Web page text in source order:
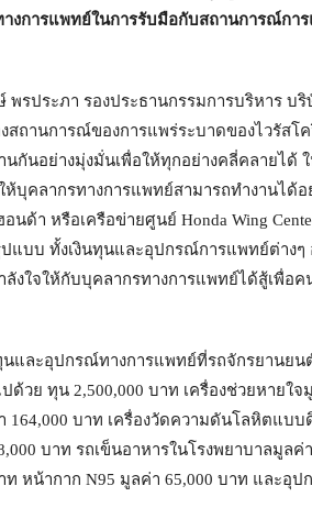
งการแพทย์ในการรับมือกับสถานการณ์การ
พรประภา รองประธานกรรมการบริหาร บ
สถานการณ์ของการแพร่ระบาดของไวรัสโ
นกันอย่างมุ่งมั่นเพื่อให้ทุกอย่างคลี่คลายไ
บุคลากรทางการแพทย์สามารถทำงานได้อ
นด้า หรือเครือข่ายศูนย์ Honda Wing
แบบ ทั้งเงินทุนและอุปกรณ์การแพทย์ต่างๆ
ลังใจให้กับบุคลากรทางการแพทย์ได้สู้เพื่อ
นและอุปกรณ์ทางการแพทย์ที่รถจักรยานย
ด้วย ทุน 2,500,000 บาท เครื่องช่วยหายใ
164,000 บาท เครื่องวัดความดันโลหิตแ
บาท รถเข็นอาหารในโรงพยาบาลมูล
ท หน้ากาก N95 มูลค่า 65,000 บาท และอุ